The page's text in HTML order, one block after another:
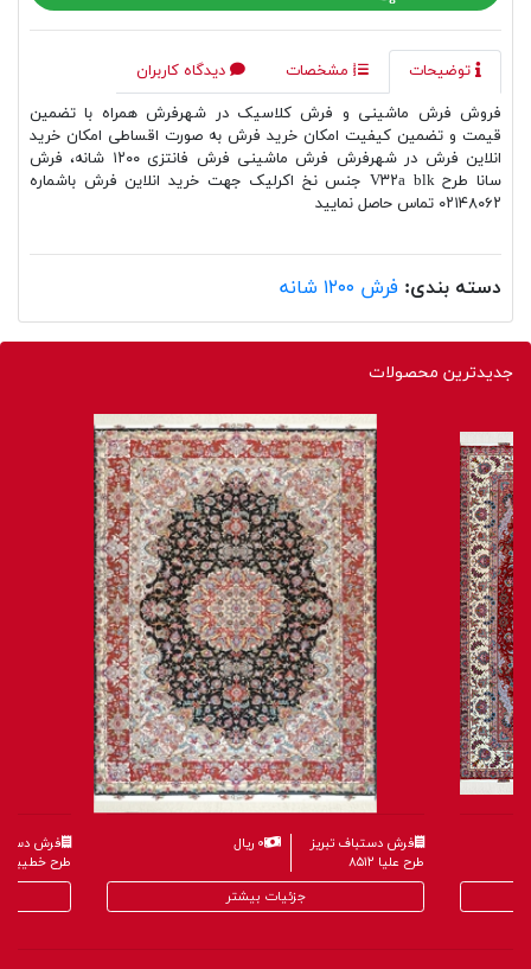
توضیحات مشخصات
دیدگاه کاربران
فروش فرش ماشینی و فرش کلاسیک در شهرفرش همراه با تضمین
قیمت و تضمین کیفیت امکان خرید فرش به صورت اقساطی امکان خرید
انلاین فرش در شهرفرش فرش ماشینی فرش فانتزی ۱۲۰۰ شانه، فرش
سانا طرح V۳۲a blk جنس نخ اکرلیک جهت خرید انلاین فرش باشماره
۰۲۱۴۸۰۶۲ تماس حاصل نمایید
دسته بندی: فرش ۱۲۰۰ شانه
جدیدترین محصولات
فرش
طرح خطیبی ۸۶۰۴
۰ ریال
فرش دستباف تبریز
طرح علیا ۸۵۱۲
جزئیات بیشتر